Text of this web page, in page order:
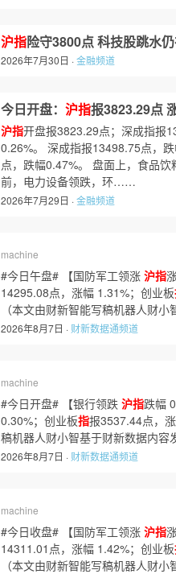
沪指险守3800点 科技股跳水
2026年7月30日 ·金融频道
今日开盘： 沪指报3823.29点
沪指开盘报3823.29点；深成指报
0.26%。 深成指报13498.75点，
点，跌幅0.47%。 盘面上，食品
前，电力设备领跌，环……
2026年7月29日 ·金融频道
machine
#今日午盘# 【国防军工领涨 沪指
14295.08点，涨幅 1.31%；创业板
（本文由财新智能写稿机器人财
2026年8月7日 · 财新数据通频道
machine
#今日开盘# 【银行领跌 沪指跌幅
0.30%；创业板指报3537.44点，
稿机器人财小智基于财新数据内
2026年8月7日 · 财新数据通频道
machine
#今日收盘# 【国防军工领涨 沪指
14311.01点，涨幅 1.42%；创业板
（本文由财新智能写稿机器人财